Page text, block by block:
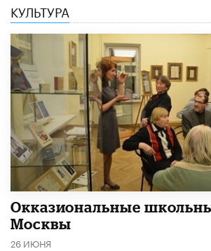
КУЛЬТУРА
​Окказиональные
Москвы
26 ИЮНЯ